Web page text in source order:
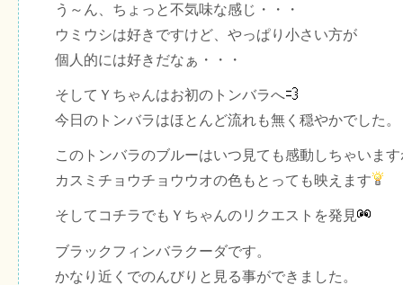
う～ん、ちょっと不気味な感じ・・・
ウミウシは好きですけど、やっぱり小さい方が
個人的には好きだなぁ・・・
そしてＹちゃんはお初のトンバラへ
今日のトンバラはほとんど流れも無く穏やかでした。
このトンバラのブルーはいつ見ても感動しちゃいます
カスミチョウチョウウオの色もとっても映えます
そしてコチラでもＹちゃんのリクエストを発見
ブラックフィンバラクーダです。
かなり近くでのんびりと見る事ができました。